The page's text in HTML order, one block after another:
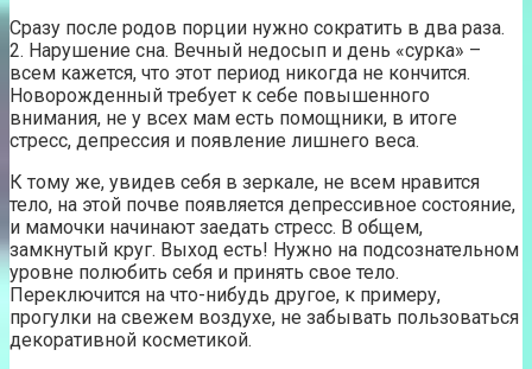
Сразу после родов порции нужно сократить в два раза.
2. Нарушение сна. Вечный недосып и день «сурка» –
всем кажется, что этот период никогда не кончится.
Новорожденный требует к себе повышенного
внимания, не у всех мам есть помощники, в итоге
стресс, депрессия и появление лишнего веса.
К тому же, увидев себя в зеркале, не всем нравится
тело, на этой почве появляется депрессивное состояние,
и мамочки начинают заедать стресс. В общем,
замкнутый круг. Выход есть! Нужно на подсознательном
уровне полюбить себя и принять свое тело.
Переключится на что-нибудь другое, к примеру,
прогулки на свежем воздухе, не забывать пользоваться
декоративной косметикой.